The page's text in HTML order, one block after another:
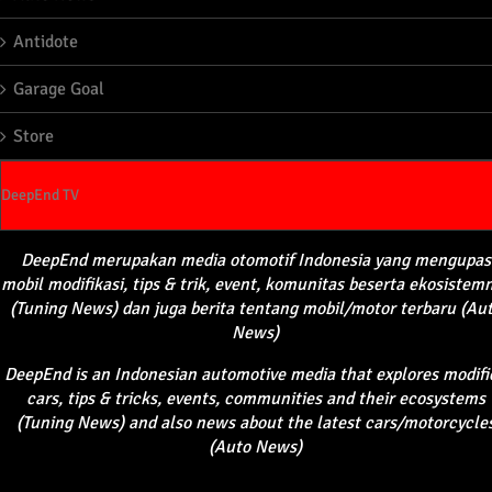
Antidote
Garage Goal
Store
DeepEnd TV
DeepEnd merupakanmedia otomotifIndonesia yangmengupas
mobil modifikasi, tips & trik, event, komunitas beserta
(Tuning News) dan juga berita tentang mobil/motor terbaru
News)
DeepEndis an Indonesian automotive media that explores
cars, tips & tricks, events, communities and their ecosystems
(Tuning News) and also news about the latest cars/
(Auto News)